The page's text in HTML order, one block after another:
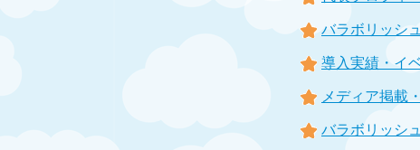
バラボリッシ
導入実績・イ
メディア掲載
バラボリッシ